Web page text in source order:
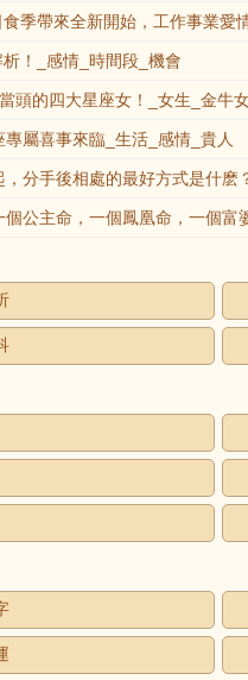
季帶來全新開始，工作事業愛
！_感情_時間段_機會
頭的四大星座女！_女生_金牛
屬喜事來臨_生活_感情_貴人
分手後相處的最好方式是什麽
公主命，一個鳳凰命，一個富